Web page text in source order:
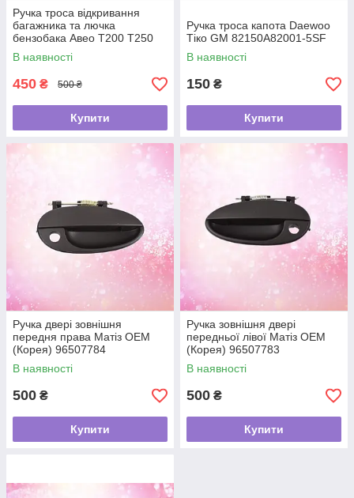
Ручка троса відкривання
багажника та лючка
бензобака Авео T200 T250
седан GM 96216127
В наявності
450 ₴ 500 ₴
Купити
Ручка троса капота Daewoo
Тіко GM 82150A82001-5SF
В наявності
150 ₴
Купити
Ручка двері зовнішня
передня права Матіз OEM
(Корея) 96507784
В наявності
500 ₴
Купити
Ручка зовнішня двері
передньої лівої Матіз OEM
(Корея) 96507783
В наявності
500 ₴
Купити